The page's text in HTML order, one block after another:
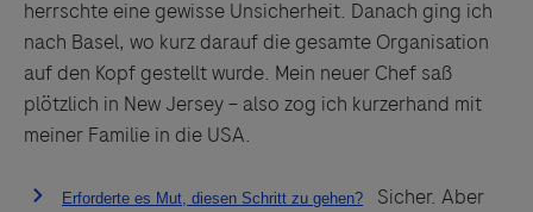
herrschte eine gewisse Unsicherheit. Danach ging ich
nach Basel, wo kurz darauf die gesamte Organisation
auf den Kopf gestellt wurde. Mein neuer Chef saß
plötzlich in New Jersey – also zog ich kurzerhand mit
meiner Familie in die USA.
Sicher. Aber